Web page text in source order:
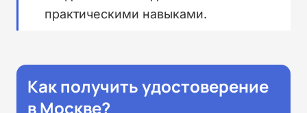
практическими навыками.
Как получить удостоверение
в Москве?